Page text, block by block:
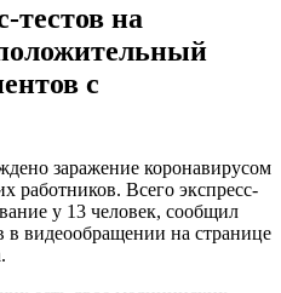
тестов на
с
заражение коронавирусом
Всего экспресс-
у 13 человек, сообщил
видеообращении на странице